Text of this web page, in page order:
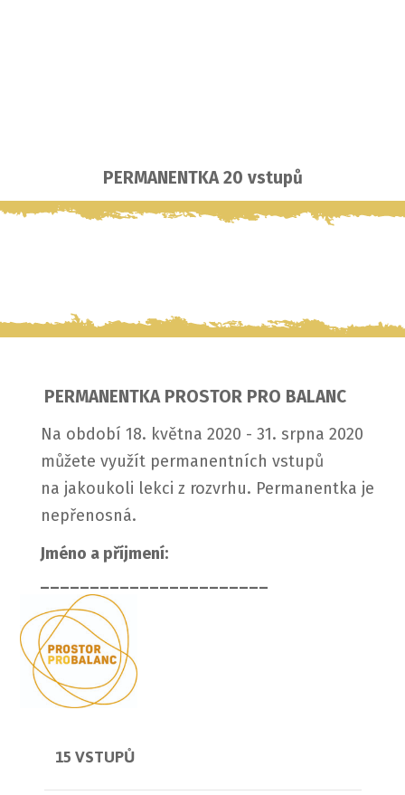
PERMANENTKA 20 vstupů
PERMANENTKA PROSTOR PRO BALANC
Na období 18. května 2020 - 31. srpna 2020
můžete využít permanentních vstupů
na jakoukoli lekci z rozvrhu. Permanentka je
nepřenosná.
Jméno a příjmení:
15 VSTUPŮ